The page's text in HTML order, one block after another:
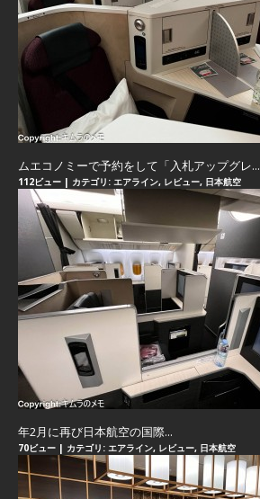
ムエコノミーで予約をして「入札アップグレ...
112ビュー | カテゴリ: エアライン, レビュー, 日本航空
年2月に再び日本航空の国際...
70ビュー | カテゴリ: エアライン, レビュー, 日本航空